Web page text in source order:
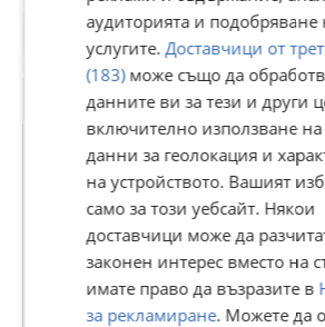
Възможни огледи от 15.05.2026 г.
Реф. 5716
БЪЛГАРИЯ
ИНТЕРНЕШЪНЪЛ
В Bazar.BG от 11 септември
Последно активен днес в
аудиторията и подобряване
услугите.Доставчици от
(183)може също да
данните ви за тези и други
включително използване
данни за геолокация и
на устройството. Вашият
само за този уебсайт. Някои
доставчици може да
законен интерес вместо на
имате право да възразите в
за рекламиране. Можете да